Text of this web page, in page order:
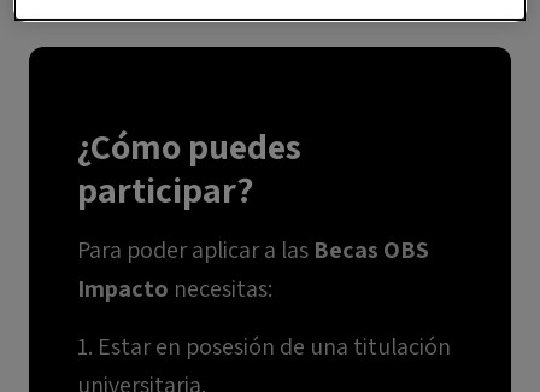
¿Cómo puedes
participar?
Para poder aplicar a las Becas OBS
Impacto necesitas:
1. Estar en posesión de una titulación
universitaria.